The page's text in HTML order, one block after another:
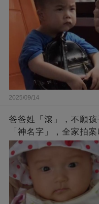
2025/09/14
爸爸姓「滾」，不願
「神名字」，全家拍